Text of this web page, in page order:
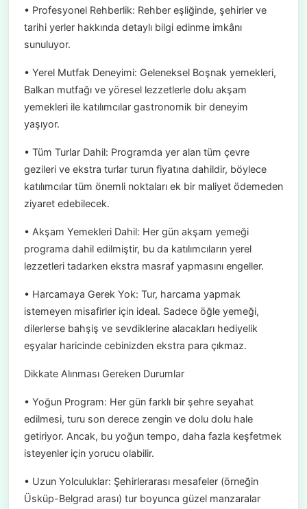
• Profesyonel Rehberlik: Rehber eşliğinde, şehirler ve
tarihi yerler hakkında detaylı bilgi edinme imkânı
sunuluyor.
• Yerel Mutfak Deneyimi: Geleneksel Boşnak yemekleri,
Balkan mutfağı ve yöresel lezzetlerle dolu akşam
yemekleri ile katılımcılar gastronomik bir deneyim
yaşıyor.
• Tüm Turlar Dahil: Programda yer alan tüm çevre
gezileri ve ekstra turlar turun fiyatına dahildir, böylece
katılımcılar tüm önemli noktaları ek bir maliyet ödemeden
ziyaret edebilecek.
• Akşam Yemekleri Dahil: Her gün akşam yemeği
programa dahil edilmiştir, bu da katılımcıların yerel
lezzetleri tadarken ekstra masraf yapmasını engeller.
• Harcamaya Gerek Yok: Tur, harcama yapmak
istemeyen misafirler için ideal. Sadece öğle yemeği,
dilerlerse bahşiş ve sevdiklerine alacakları hediyelik
eşyalar haricinde cebinizden ekstra para çıkmaz.
Dikkate Alınması Gereken Durumlar
• Yoğun Program: Her gün farklı bir şehre seyahat
edilmesi, turu son derece zengin ve dolu dolu hale
getiriyor. Ancak, bu yoğun tempo, daha fazla keşfetmek
isteyenler için yorucu olabilir.
• Uzun Yolculuklar: Şehirlerarası mesafeler (örneğin
Üsküp-Belgrad arası) tur boyunca güzel manzaralar